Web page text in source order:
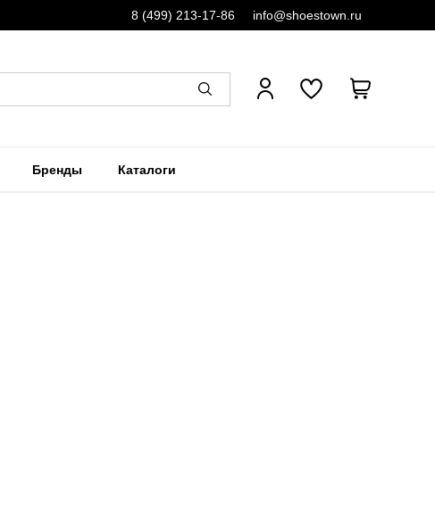
8 (499) 213-17-86 info@shoestown.ru
Бренды Каталоги